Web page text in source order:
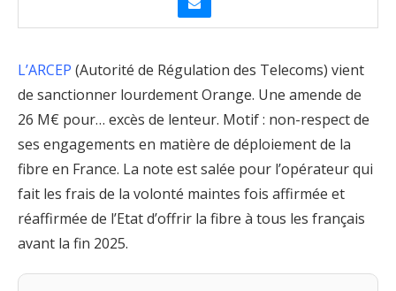
L’ARCEP (Autorité de Régulation des Telecoms) vient
de sanctionner lourdement Orange. Une amende de
26 M€ pour… excès de lenteur. Motif : non-respect de
ses engagements en matière de déploiement de la
fibre en France. La note est salée pour l’opérateur qui
fait les frais de la volonté maintes fois affirmée et
réaffirmée de l’Etat d’offrir la fibre à tous les français
avant la fin 2025.